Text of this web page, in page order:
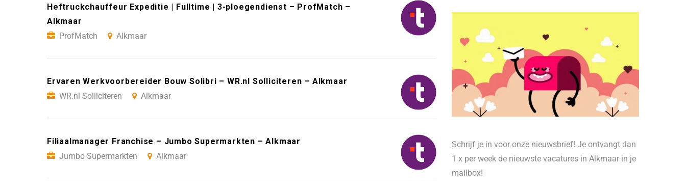
Heftruckchauffeur Expeditie | Fulltime | 3-ploegendienst – ProfMatch –
Alkmaar
ProfMatch
Alkmaar
Ervaren Werkvoorbereider Bouw Solibri – WR.nl Solliciteren – Alkmaar
WR.nl Solliciteren
Alkmaar
Filiaalmanager Franchise – Jumbo Supermarkten – Alkmaar
Jumbo Supermarkten
Alkmaar
Schrijf je in voor onze nieuwsbrief! Je ontvangt dan
1 x per week de nieuwste vacatures in Alkmaar in je
mailbox!